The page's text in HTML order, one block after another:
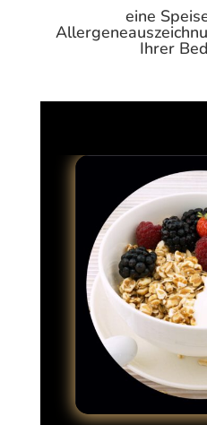
eine
Ihrer